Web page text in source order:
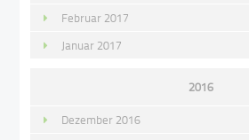
Februar 2017
Januar 2017
2016
Dezember 2016